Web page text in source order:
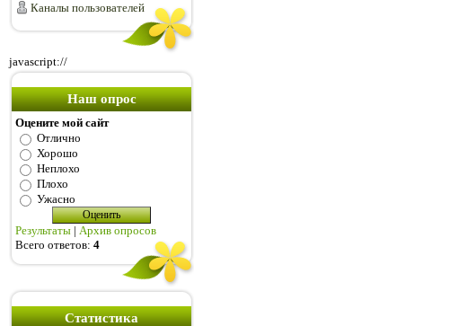
Каналы пользователей
javascript://
Наш опрос
Оцените мой сайт
Отлично
Хорошо
Неплохо
Плохо
Ужасно
Результаты | Архив опросов
Всего ответов: 4
Статистика